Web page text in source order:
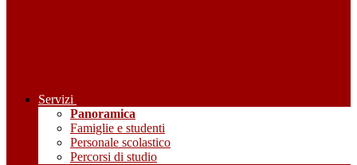
Servizi
Panoramica
Famiglie e studenti
Personale scolastico
Percorsi di studio